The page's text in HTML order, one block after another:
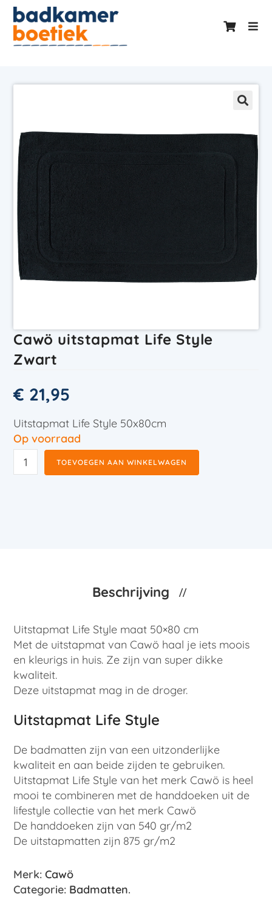
Cawö uitstapmat Life Style
Zwart
€ 21,95
Uitstapmat Life Style 50x80cm
Op voorraad
TOEVOEGEN AAN WINKELWAGEN
Beschrijving
Uitstapmat Life Style maat 50×80 cm
Met de uitstapmat van Cawö haal je iets moois
en kleurigs in huis. Ze zijn van super dikke
kwaliteit.
Deze uitstapmat mag in de droger.
Uitstapmat Life Style
De badmatten zijn van een uitzonderlijke
kwaliteit en aan beide zijden te gebruiken.
Uitstapmat Life Style van het merk Cawö is heel
mooi te combineren met de handdoeken uit de
lifestyle collectie van het merk Cawö
De handdoeken zijn van 540 gr/m2
De uitstapmatten zijn 875 gr/m2
Merk:Cawö
Categorie: Badmatten.